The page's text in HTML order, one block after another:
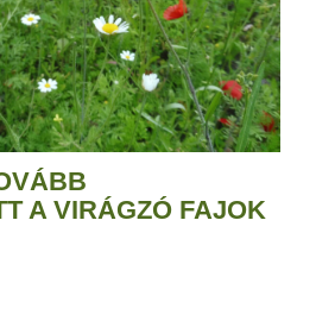
A VIRÁGZÓ FAJOK